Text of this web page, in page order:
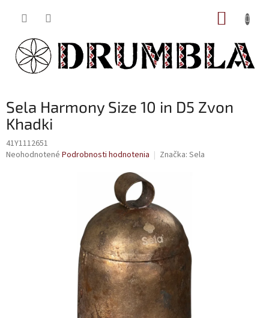
Sela Harmony Size 10 in D5 Zvon
Khadki
41Y1112651
Priemerné
Neohodnotené Podrobnosti hodnotenia Značka: Sela